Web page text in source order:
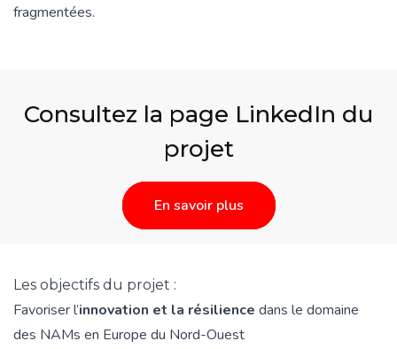
fragmentées.
Consultez la page LinkedIn du
projet
En savoir plus
Les objectifs du projet :
Favoriser l’innovation et la résilience dans le domaine
des NAMs en Europe du Nord-Ouest